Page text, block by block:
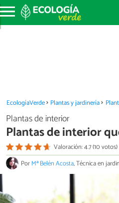
EcologíaVerde Plantas y jardinería
Plantas de interior
Plantas de interior
Valoración: 4.7 (10 votos)
PorMª Belén Acosta, Técnica en